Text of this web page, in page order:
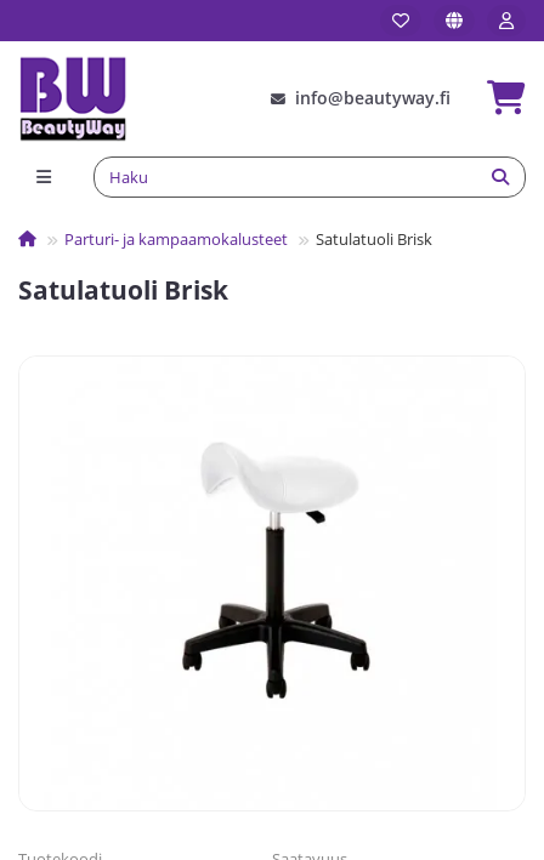
info@beautyway.fi
Parturi- ja kampaamokalusteet Satulatuoli Brisk
Satulatuoli Brisk